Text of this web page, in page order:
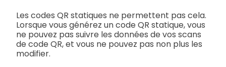
Les codes QR statiques ne permettent pas cela.
Lorsque vous générez un code QR statique, vous
ne pouvez pas suivre les données de vos scans
de code QR, et vous ne pouvez pas non plus les
modifier.